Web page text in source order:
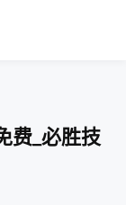
费_必胜技